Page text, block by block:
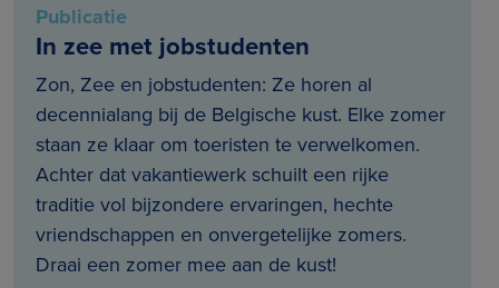
Publicatie
In zee met jobstudenten
Zon, Zee en jobstudenten: Ze horen al
decennialang bij de Belgische kust. Elke zomer
staan ze klaar om toeristen te verwelkomen.
Achter dat vakantiewerk schuilt een rijke
traditie vol bijzondere ervaringen, hechte
vriendschappen en onvergetelijke zomers.
Draai een zomer mee aan de kust!